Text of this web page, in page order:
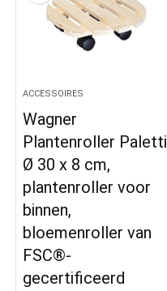
ACCESSOIRES
Wagner
Plantenroller Paletti
Ø 30 x 8 cm,
plantenroller voor
binnen,
bloemenroller van
FSC®-
gecertificeerd